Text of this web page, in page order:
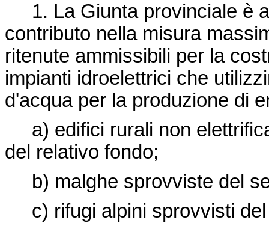
1. La Giunta provinciale è
contributo nella misura
ritenute ammissibili per la
impianti idroelettrici che
d'acqua per la produzione di
a) edifici rurali non
del relativo fondo;
b) malghe sprovviste del
c) rifugi alpini sprovvisti